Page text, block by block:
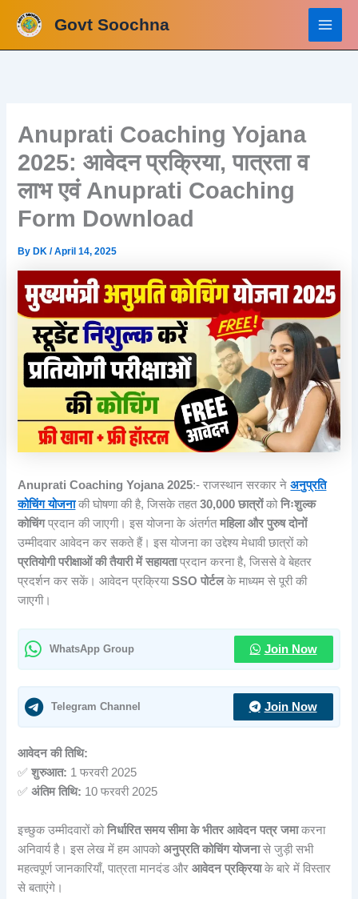
content
Govt Soochna
Anuprati Coaching Yojana
2025: आवेदन प्रक्रिया, पात्रता व
लाभ एवं Anuprati Coaching
Form Download
By DK/April 14, 2025
Anuprati Coaching Yojana 2025:- राजस्थान सरकार नेअनुप्रति
कोचिंग योजनाकी घोषणा की है, जिसके तहत30,000 छात्रोंकोनिःशुल्क
कोचिंगप्रदान की जाएगी। इस योजना के अंतर्गतमहिला और पुरुष दोनों
उम्मीदवार आवेदन कर सकते हैं। इस योजना का उद्देश्य मेधावी छात्रों को
प्रतियोगी परीक्षाओं की तैयारी में सहायताप्रदान करना है, जिससे वे बेहतर
प्रदर्शन कर सकें। आवेदन प्रक्रियाSSO पोर्टलके माध्यम से पूरी की
जाएगी।
WhatsApp Group Join Now
Telegram Channel Join Now
आवेदन की तिथि:
✅शुरुआत: 1 फरवरी 2025
✅अंतिम तिथि: 10 फरवरी 2025
इच्छुक उम्मीदवारों कोनिर्धारित समय सीमा के भीतर आवेदन पत्र जमाकरना
अनिवार्य है। इस लेख में हम आपकोअनुप्रति कोचिंग योजनासे जुड़ी सभी
महत्वपूर्ण जानकारियाँ, पात्रता मानदंड औरआवेदन प्रक्रियाके बारे में विस्तार
से बताएंगे।